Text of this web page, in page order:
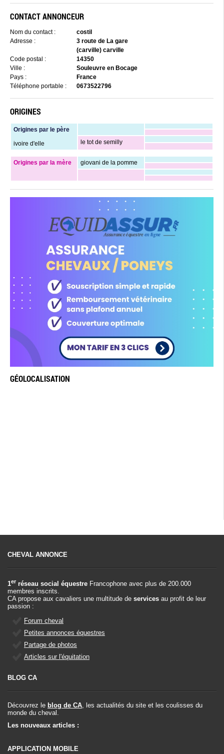
CONTACT ANNONCEUR
Nom du contact :
costil
Adresse :
3 route de La gare
(carville) carville
Code postal :
14350
Ville :
Souleuvre en Bocage
Pays :
France
Téléphone portable :
0673522796
ORIGINES
Origines par le père
ivoire d'elle
le tot de semilly
Origines par la mère giovani de la pomme
GÉOLOCALISATION
CHEVAL ANNONCE
1er réseau social équestre Francophone avec plus de 200.000
membres inscrits.
CA propose aux cavaliers une multitude de services au profit de leur
passion :
Forum cheval
Petites annonces équestres
Partage de photos
Articles sur l'équitation
BLOG CA
Découvrez le blog de CA, les actualités du site et les coulisses du
monde du cheval.
Les nouveaux articles :
APPLICATION MOBILE